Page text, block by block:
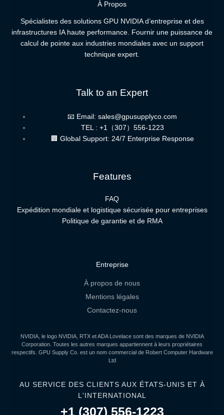
À Propos
Spécialistes des solutions GPU NVIDIA d’entreprise et des
infrastructures IA haute performance. Fournir une puissance de
calcul de pointe aux industries mondiales avec un support
technique expert.
Talk to an Expert
📧 Email: sales@gpusupplyco.com
TEL : +1（307）556-1223
🏢 Global Support: 24/7 Enterprise Response
Features
FAQ
Expédition mondiale et logistique sécurisée pour entreprises
Politique de garantie et de RMA
Entreprise
À propos de nous
Mentions légales
Contactez-nous
NVIDIA, le logo NVIDIA, RTX et ADA Lovelace sont des marques de NVIDIA
Corporation. Toutes les autres marques appartiennent à leurs propriétaires
respectifs. GPU Supply Co. est un nom commercial de Robert Computer Hardware
Ltd
AU SERVICE DES CLIENTS AUX ÉTATS-UNIS ET À
L'INTERNATIONAL
+1 (307) 556-1223